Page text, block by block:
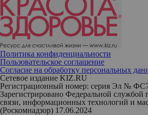
Политика конфиденциальности
Пользовательское соглашение
Согласие на обработку персональных
Сетевое издание KIZ.RU
Регистрационный номер: серия Эл №
Зарегистрировано Федеральной службой
связи, информационных технологий и
(Роскомнадзор) 17.06.2024